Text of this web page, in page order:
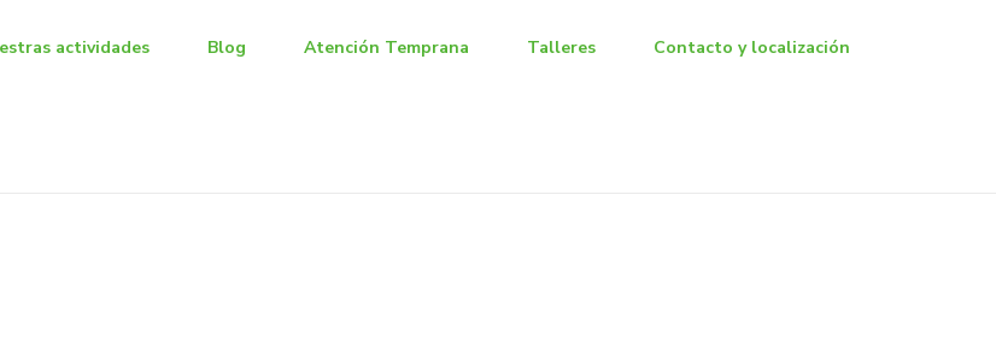
actividades Blog Atención Temprana Talleres Contacto y localización